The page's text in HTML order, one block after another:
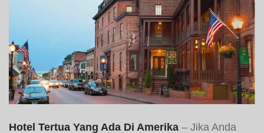
Hotel Tertua Yang Ada Di Amerika – Jika Anda